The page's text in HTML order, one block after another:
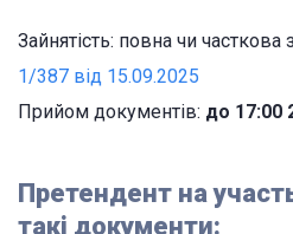
Зайнятість: повна чи часткова
1/387 від 15.09.2025
Прийом документів: до 17:00
Претендент на
такі документи: